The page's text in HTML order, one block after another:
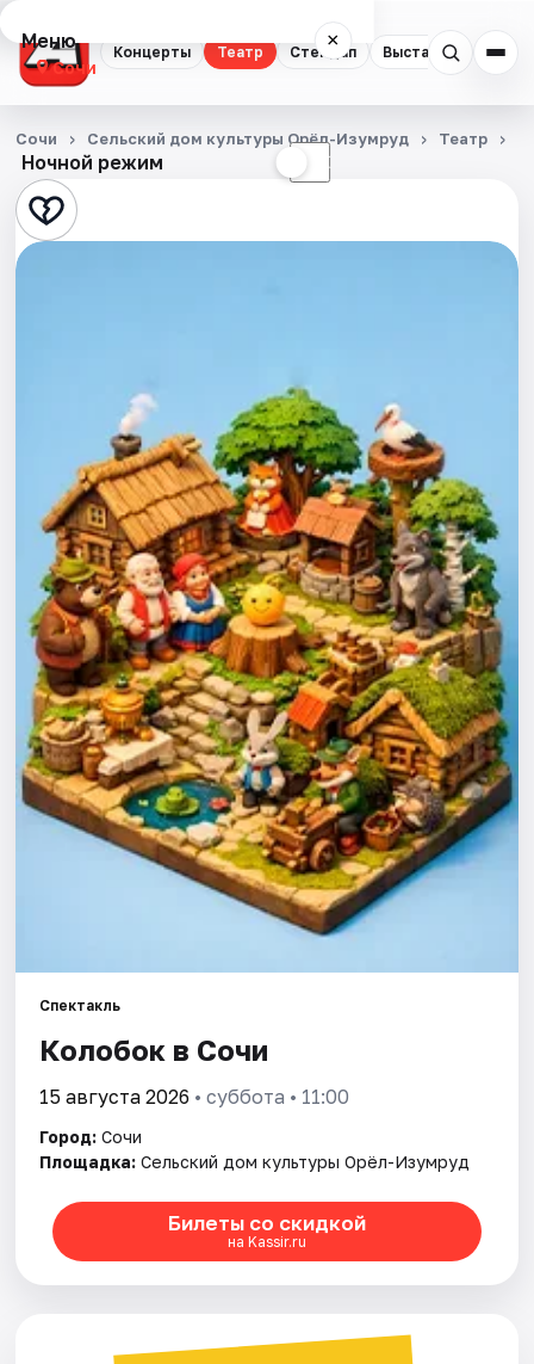
Концерты Театр Стендап Выставки
Меню ×
Сочи
Концерты
Театр
Стендап
Спорт
События
Города
Площадки
Артисты
Рейтинги
Ночной режим ☾
Сочи Сельский дом культуры Орёл-Изумруд Театр
Спектакль
Колобок в Сочи
15 августа 2026 • суббота • 11:00
Город: Сочи
Площадка: Сельский дом культуры Орёл-Изумруд
Билеты со скидкой
на Kassir.ru